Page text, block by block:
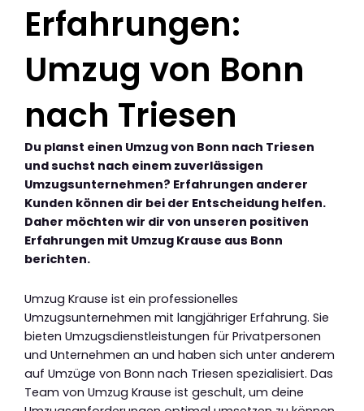
Erfahrungen:
Umzug von Bonn
nach Triesen
Du planst einen Umzug von Bonn nach Triesen
und suchst nach einem zuverlässigen
Umzugsunternehmen? Erfahrungen anderer
Kunden können dir bei der Entscheidung helfen.
Daher möchten wir dir von unseren positiven
Erfahrungen mit Umzug Krause aus Bonn
berichten.
Umzug Krause ist ein professionelles
Umzugsunternehmen mit langjähriger Erfahrung. Sie
bieten Umzugsdienstleistungen für Privatpersonen
und Unternehmen an und haben sich unter anderem
auf Umzüge von Bonn nach Triesen spezialisiert. Das
Team von Umzug Krause ist geschult, um deine